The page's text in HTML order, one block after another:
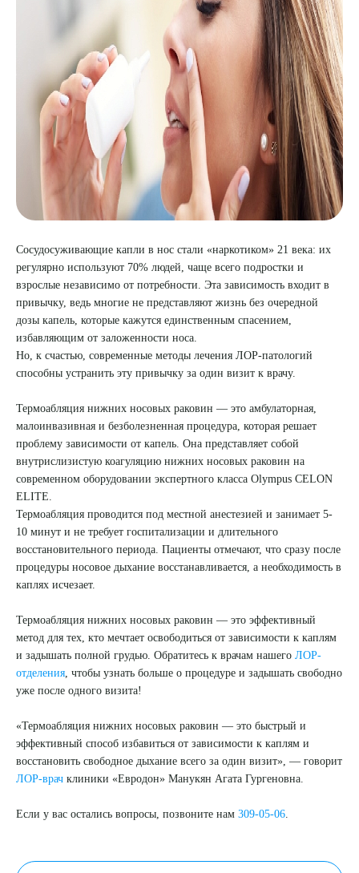
8 (863) 309-05-06
ЗАКАЗАТЬ ЗВОНОК
ЗАПИСЬ ОНЛАЙН
Сосудосуживающие капли в нос стали «наркотиком» 21 века: их
регулярно используют 70% людей, чаще всего подростки и
взрослые независимо от потребности. Эта зависимость входит в
привычку, ведь многие не представляют жизнь без очередной
дозы капель, которые кажутся единственным спасением,
избавляющим от заложенности носа.
Но, к счастью, современные методы лечения ЛОР-патологий
способны устранить эту привычку за один визит к врачу.
Термоабляция нижних носовых раковин — это амбулаторная,
малоинвазивная и безболезненная процедура, которая решает
проблему зависимости от капель. Она представляет собой
внутрислизистую коагуляцию нижних носовых раковин на
современном оборудовании экспертного класса Olympus CELON
ELITE.
Термоабляция проводится под местной анестезией и занимает 5-
10 минут и не требует госпитализации и длительного
восстановительного периода. Пациенты отмечают, что сразу после
процедуры носовое дыхание восстанавливается, а необходимость в
каплях исчезает.
Термоабляция нижних носовых раковин — это эффективный
метод для тех, кто мечтает освободиться от зависимости к каплям
и задышать полной грудью. Обратитесь к врачам нашего ЛОР-
отделения , чтобы узнать больше о процедуре и задышать свободно
уже после одного визита!
«Термоабляция нижних носовых раковин — это быстрый и
эффективный способ избавиться от зависимости к каплям и
восстановить свободное дыхание всего за один визит», — говорит
ЛОР-врач клиники «Евродон» Манукян Агата Гургеновна.
Если у вас остались вопросы, позвоните нам 309-05-06
Я даю согласие наобработку персональных данных
Выберите сопутствующую услугу
ПОДТВЕРДИТЬ